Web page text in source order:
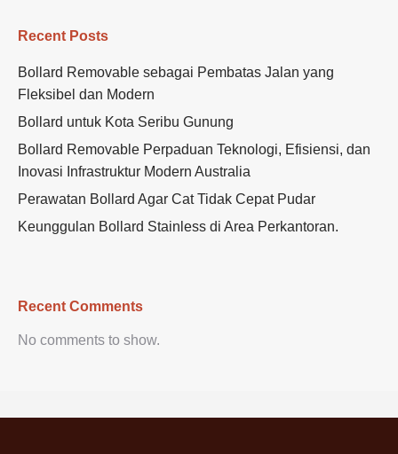
Recent Posts
Bollard Removable sebagai Pembatas Jalan yang
Fleksibel dan Modern
Bollard untuk Kota Seribu Gunung
Bollard Removable Perpaduan Teknologi, Efisiensi, dan
Inovasi Infrastruktur Modern Australia
Perawatan Bollard Agar Cat Tidak Cepat Pudar
Keunggulan Bollard Stainless di Area Perkantoran.
Recent Comments
No comments to show.